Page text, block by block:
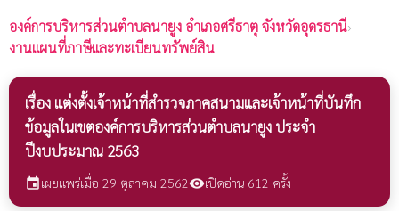
องค์การบริหารส่วนตำบลนายูง อำเภอศรีธาตุ จังหวัดอุดรธานี›
งานแผนที่ภาษีและทะเบียนทรัพย์สิน
เรื่อง แต่งตั้งเจ้าหน้าที่สำรวจภาคสนามและเจ้าหน้าที่บันทึก
ข้อมูลในเขตองค์การบริหารส่วนตำบลนายูง ประจำ
ปีงบประมาณ 2563
eventเผยแพร่เมื่อ 29 ตุลาคม 2562visibilityเปิดอ่าน 612 ครั้ง